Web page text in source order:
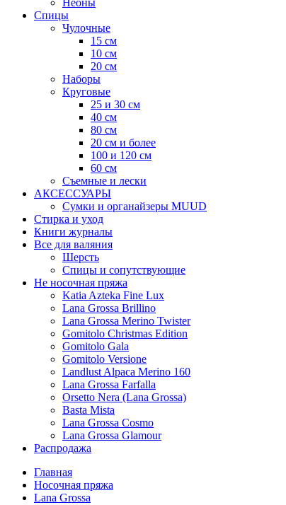
Неоны
Спицы
Чулочные
15 см
10 см
20 см
Наборы
Круговые
25 и 30 см
40 см
80 см
20 см и более
100 и 120 см
60 см
Съемные и лески
АКСЕССУАРЫ
Сумки и органайзеры MUUD
Стирка и уход
Книги журналы
Все для валяния
Шерсть
Спицы и сопутствующие
Не носочная пряжа
Katia Azteka Fine Lux
Lana Grossa Brillino
Lana Grossa Merino Twister
Gomitolo Christmas Edition
Gomitolo Gala
Gomitolo Versione
Landlust Alpaca Merino 160
Lana Grossa Farfalla
Orsetto Nera (Lana Grossa)
Basta Mista
Lana Grossa Cosmo
Lana Grossa Glamour
Распродажа
Главная
Носочная пряжа
Lana Grossa